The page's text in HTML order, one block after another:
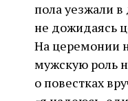
пола уезжали
не дожидаясь
На церемонии
мужскую роль
о повестках